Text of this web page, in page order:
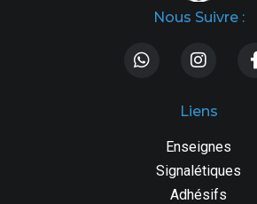
Nous Suivre :
Liens
Enseignes
Signalétiques
Adhésifs